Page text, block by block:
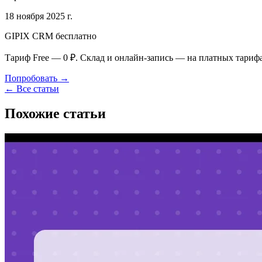
18 ноября 2025 г.
GIPIX CRM бесплатно
Тариф Free — 0 ₽. Склад и онлайн-запись — на платных
Попробовать →
← Все статьи
Похожие статьи